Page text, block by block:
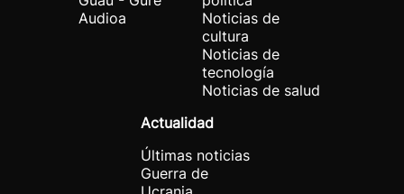
Audioa
Noticias de
cultura
Noticias de
tecnología
Noticias de salud
Actualidad
Últimas noticias
Guerra de